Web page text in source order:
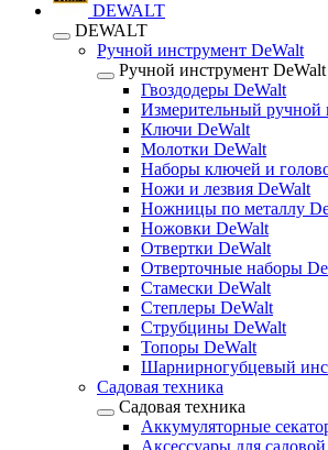
DEWALT
DEWALT
Ручной инструмент DeWalt
Ручной инструмент DeWalt
Гвоздодеры DeWalt
Измерительный ручной
Ключи DeWalt
Молотки DeWalt
Наборы ключей и
Ножи и лезвия DeWalt
Ножницы по металлу
Ножовки DeWalt
Отвертки DeWalt
Отверточные наборы
Стамески DeWalt
Степлеры DeWalt
Струбцины DeWalt
Топоры DeWalt
Шарнирногубцевый
Садовая техника
Садовая техника
Аккумуляторные
Аксессуары для